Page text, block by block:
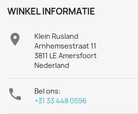
WINKEL INFORMATIE

Klein Rusland
Arnhemsestraat 11
3811 LE Amersfoort
Nederland

Bel ons:
+31 33 448 0596